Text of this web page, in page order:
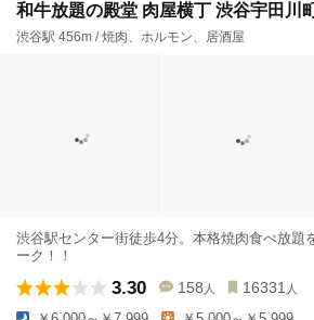
和牛放題の殿堂 肉屋横丁 渋谷宇田川
渋谷駅 456m / 焼肉、ホルモン、居酒屋
渋谷駅センター街徒歩4分。本格焼肉食べ放題
ーク！！
3.30 158 人 16331 人